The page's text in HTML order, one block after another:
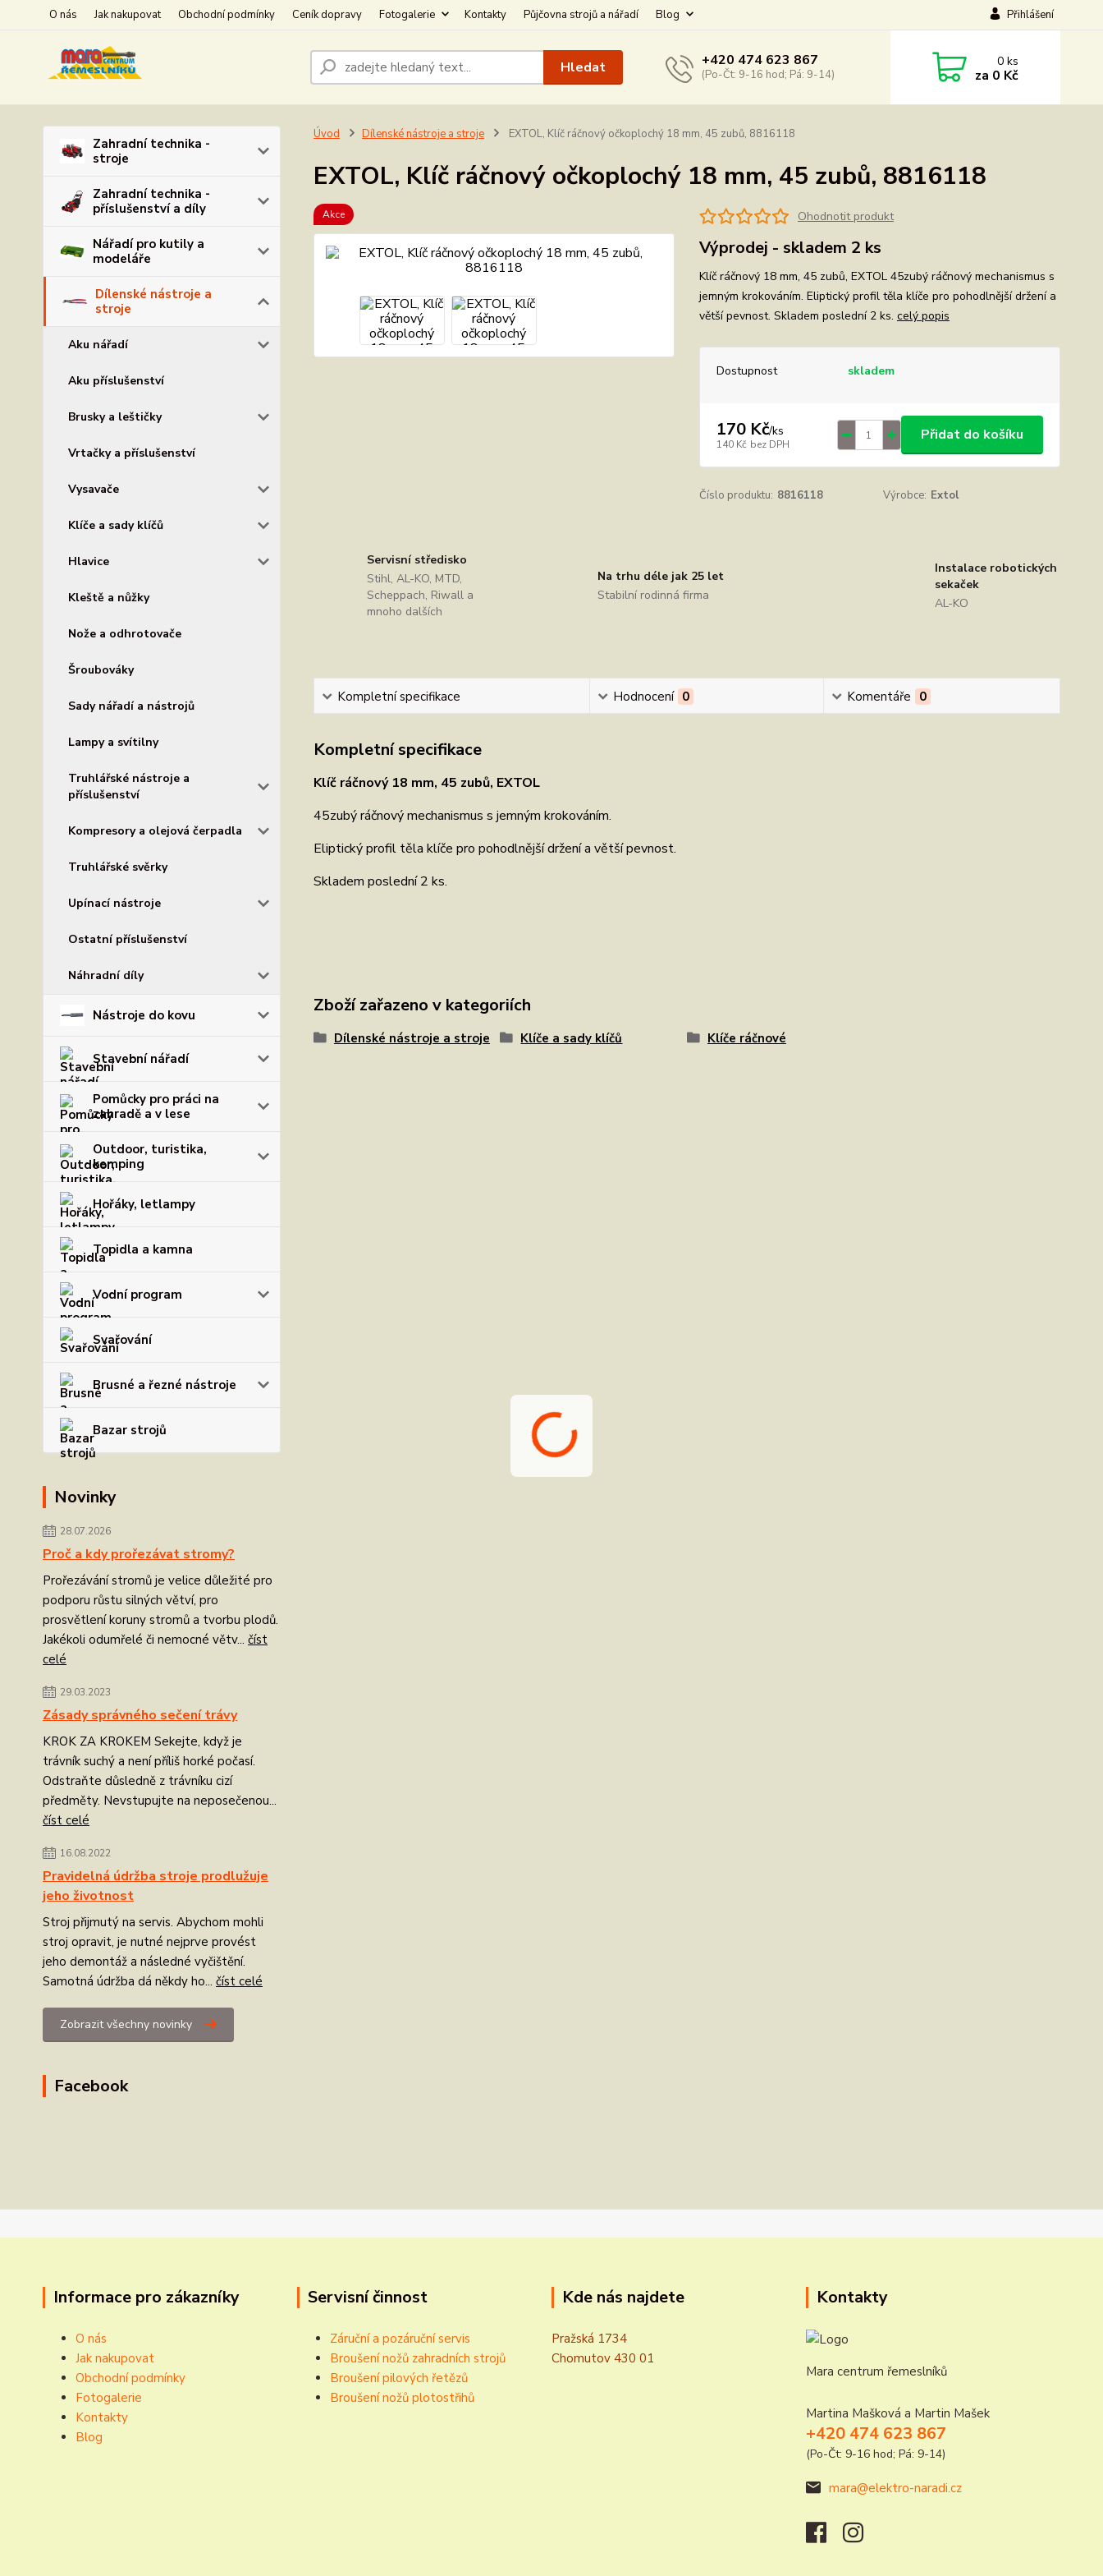
O nás Jak nakupovat Obchodní podmínky Ceník dopravy Fotogalerie Kontakty Půjčovna strojů a nářadí Blog Přihlášení
Hledat +420 474 623 867
(Po-Čt: 9-16 hod; Pá: 9-14)
0ks
za 0 Kč
Zahradní technika -
stroje
Zahradní technika -
příslušenství a díly
Nářadí pro kutily a
modeláře
Dílenské nástroje a
stroje
Aku nářadí
Aku příslušenství
Brusky a leštičky
Vrtačky a příslušenství
Vysavače
Klíče a sady klíčů
Hlavice
Kleště a nůžky
Nože a odhrotovače
Šroubováky
Sady nářadí a nástrojů
Lampy a svítilny
Truhlářské nástroje a
příslušenství
Kompresory a olejová čerpadla
Truhlářské svěrky
Upínací nástroje
Ostatní příslušenství
Náhradní díly
Nástroje do kovu
Stavební nářadí
Pomůcky pro práci na
zahradě a v lese
Outdoor, turistika,
kemping
Hořáky, letlampy
Topidla a kamna
Vodní program
Svařování
Brusné a řezné nástroje
Bazar strojů
Novinky
28.07.2026
Proč a kdy prořezávat stromy?
Prořezávání stromů je velice důležité pro
podporu růstu silných větví, pro
prosvětlení koruny stromů a tvorbu plodů.
Jakékoli odumřelé či nemocné větv... číst
celé
29.03.2023
Zásady správného sečení trávy
KROK ZA KROKEM Sekejte, když je
trávník suchý a není příliš horké počasí.
Odstraňte důsledně z trávníku cizí
předměty. Nevstupujte na neposečenou...
číst celé
16.08.2022
Pravidelná údržba stroje prodlužuje
jeho životnost
Stroj přijmutý na servis. Abychom mohli
stroj opravit, je nutné nejprve provést
jeho demontáž a následné vyčištění.
Samotná údržba dá někdy ho... číst celé
Zobrazit všechny novinky
Facebook
Úvod Dílenské nástroje a stroje EXTOL, Klíč ráčnový očkoplochý 18 mm, 45 zubů, 8816118
EXTOL, Klíč ráčnový očkoplochý 18 mm, 45 zubů, 8816118
Akce Ohodnotit produkt
Výprodej - skladem 2 ks
Klíč ráčnový 18 mm, 45 zubů, EXTOL 45zubý ráčnový mechanismus s
jemným krokováním. Eliptický profil těla klíče pro pohodlnější držení a
větší pevnost. Skladem poslední 2 ks. celý popis
Dostupnost skladem
170 Kč/ks
140 Kč bez DPH
Přidat do košíku
Číslo produktu: 8816118 Výrobce: Extol
Servisní středisko
Stihl, AL-KO, MTD,
Scheppach, Riwall a
mnoho dalších
Na trhu déle jak 25 let
Stabilní rodinná firma
Instalace robotických
sekaček
AL-KO
Kompletní specifikace Hodnocení 0 Komentáře 0
Kompletní specifikace
Klíč ráčnový 18 mm, 45 zubů, EXTOL
45zubý ráčnový mechanismus s jemným krokováním.
Eliptický profil těla klíče pro pohodlnější držení a větší pevnost.
Skladem poslední 2 ks.
Zboží zařazeno v kategoriích
Dílenské nástroje a stroje Klíče a sady klíčů Klíče ráčnové
Informace pro zákazníky
O nás
Jak nakupovat
Obchodní podmínky
Fotogalerie
Kontakty
Blog
Servisní činnost
Záruční a pozáruční servis
Broušení nožů zahradních strojů
Broušení pilových řetězů
Broušení nožů plotostřihů
Kde nás najdete
Pražská 1734
Chomutov 430 01
Kontakty
Mara centrum řemeslníků
Martina Mašková a Martin Mašek
+420 474 623 867
(Po-Čt: 9-16 hod; Pá: 9-14)
mara@elektro-naradi.cz